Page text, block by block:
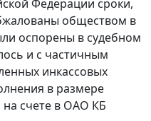
Федерации сроки,
обществом в
оспорены в судебном
и с частичным
инкассовых
в размере
на счете в ОАО КБ